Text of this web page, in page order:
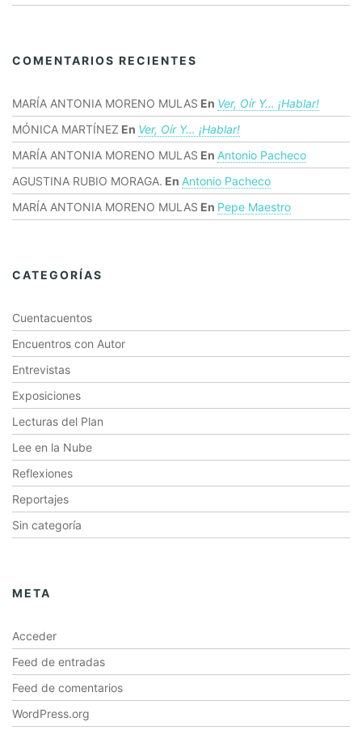
COMENTARIOS RECIENTES
MARÍA ANTONIA MORENO MULAS En Ver, Oír Y… ¡hablar!
MÓNICA MARTÍNEZ En Ver, Oír Y… ¡hablar!
MARÍA ANTONIA MORENO MULAS En Antonio Pacheco
AGUSTINA RUBIO MORAGA. En Antonio Pacheco
MARÍA ANTONIA MORENO MULAS En Pepe Maestro
CATEGORÍAS
Cuentacuentos
Encuentros con Autor
Entrevistas
Exposiciones
Lecturas del Plan
Lee en la Nube
Reflexiones
Reportajes
Sin categoría
META
Acceder
Feed de entradas
Feed de comentarios
WordPress.org